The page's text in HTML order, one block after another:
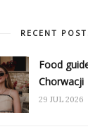
RECENT
Food
Chorwacji
29 JUL 2026